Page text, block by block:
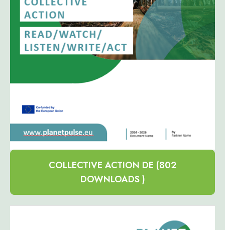
COLLECTIVE ACTION DE (802
DOWNLOADS )